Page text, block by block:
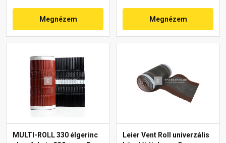
Megnézem Megnézem
MULTI-ROLL 330 élgerinc
Leier Vent Roll univerzális